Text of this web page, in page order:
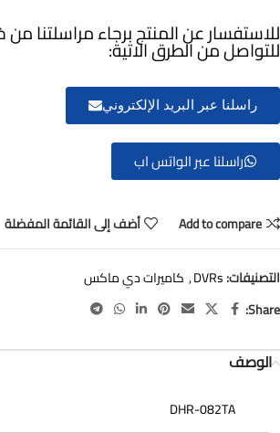
للاستفسار عن المنتج برجاء مراسلتنا من
للتواصل من الطرق الاتية:
راسلنا عبر البريد الإلكتروني
راسلنا عبر الواتس اب
Add to compare أضف إلى القائمة المفضلة
التصنيفات:DVRs
, كاميرات دي ماكس
Share:
الوصف
DHR-082TA